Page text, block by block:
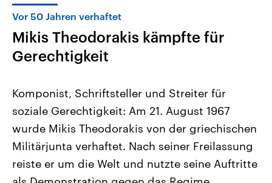
Themen
Landtagswahl Sachsen-Anhalt
2026
Alle Informationen
Sachsen-Anhalt wählt am 6.
September 2026 einen neuen
Landtag. Seit 2021 wird das
Bundesland von einer Koalition aus
USA
Aktuelle Beiträge,
Hintergründe
Wirtschaftlich und
gehören die Vereinigten
den mächtigsten Ländern
mit großem Einfluss auf
Vor 50 Jahren verhaftet
Mikis Theodorakis kämpfte für
Gerechtigkeit
Komponist, Schriftsteller und Streiter für
soziale Gerechtigkeit: Am 21. August 1967
wurde Mikis Theodorakis von der griechischen
Militärjunta verhaftet. Nach seiner Freilassung
reiste er um die Welt und nutzte seine Auftritte